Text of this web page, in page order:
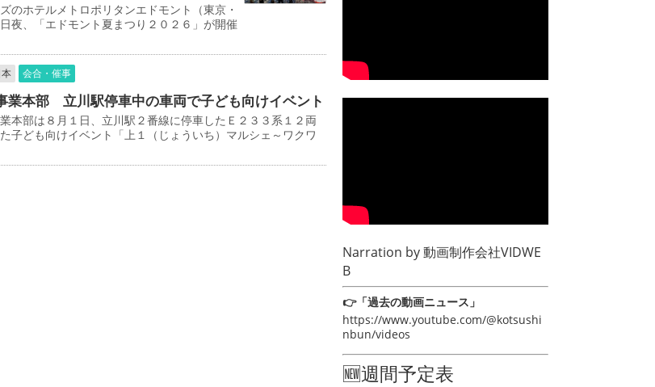
のホテルメトロポリタンエドモント（東京・
夜、「エドモント夏まつり２０２６」が開催
本 会合・催事
業本部 立川駅停車中の車両で子ども向けイベント
本部は８月１日、立川駅２番線に停車したＥ２３３系１２両
子ども向けイベント「上１（じょういち）マルシェ～ワクワ
Narration by動画制作会社VIDWE
B
👉「過去の動画ニュース」
https://www.youtube.com/@kotsushi
nbun/videos
🆕週間予定表